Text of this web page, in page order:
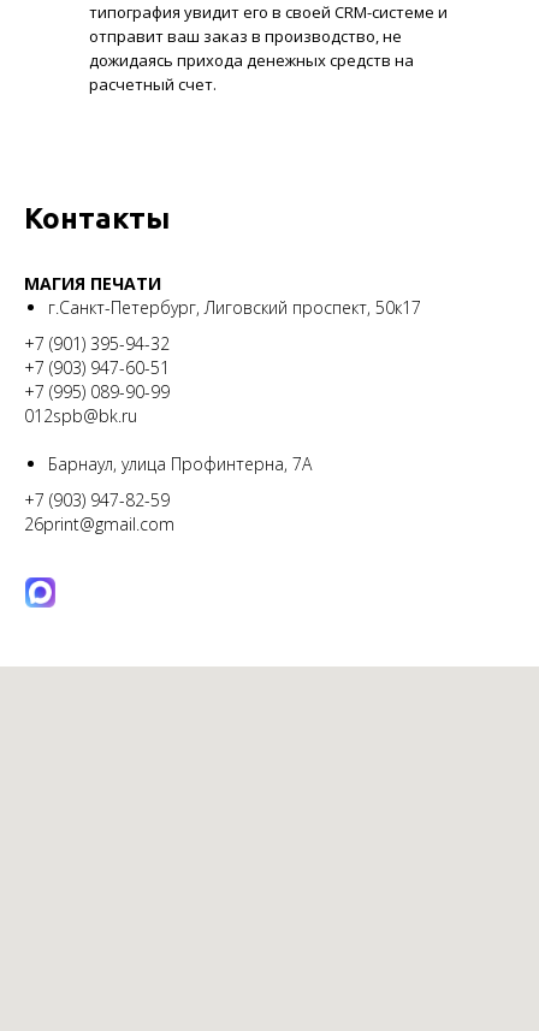
типография увидит его в своей CRM-системе и
отправит ваш заказ в производство, не
дожидаясь прихода денежных средств на
расчетный счет.
Контакты
МАГИЯ ПЕЧАТИ
г.Санкт-Петербург, Лиговский проспект, 50к17
+7 (901) 395-94-32
+7 (903) 947-60-51
+7 (995) 089-90-99
012spb@bk.ru
Барнаул, улица Профинтерна, 7А
+7 (903) 947-82-59
26print@gmail.com